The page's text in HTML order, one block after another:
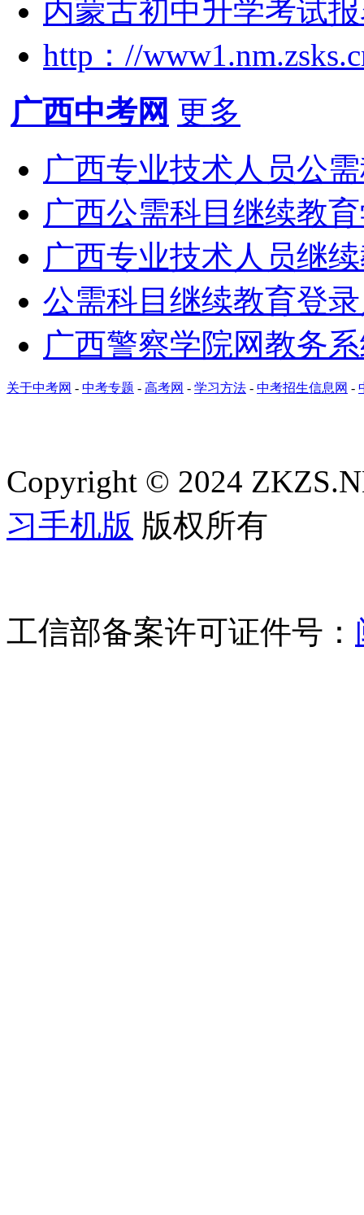
内蒙古初中升学考试
http：//
广西中考网 更多
广西专业技术人员公
广西公需科目继续教
广西专业技术人员继
公需科目继续教育登
广西警察学院网教务
关于中考网 - 中考专题 - 高考网 - 学习方法 - 中考招生信息网 -
Copyright © 2024
习手机版 版权所有
工信部备案许可证件号：